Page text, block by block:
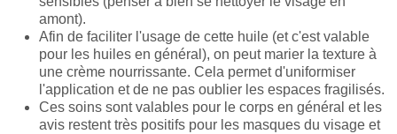
amont).
Afin de faciliter l'usage de cette huile (et c'est valable
pour les huiles en général), on peut marier la texture à
une crème nourrissante. Cela permet d'uniformiser
l'application et de ne pas oublier les espaces fragilisés.
Ces soins sont valables pour le corps en général et les
avis restent très positifs pour les masques du visage et